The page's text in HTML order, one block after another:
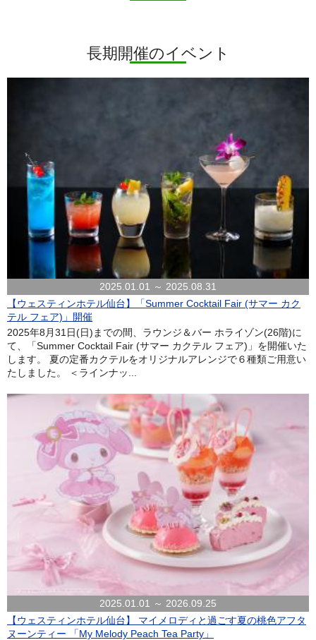
長期開催のイベント
2025.01.01 ～ 2025.08.31
【ウェスティンホテル仙台】「Summer Cocktail Fair (サマー カク
テル フェア)」開催
2025年8月31日(日)までの間、ラウンジ＆バー ホライゾン(26階)に
て、「Summer Cocktail Fair (サマー カクテル フェア)」を開催いた
します。 夏の定番カクテルをオリジナルアレンジで６種類ご用意い
たしました。 ＜ラインナッ...
2025.01.01 ～ 2026.09.25
【ウェスティンホテル仙台】 マイメロディと過ごす夏の桃色アフタ
ヌーンティー 「My Melody Peach Tea Party」